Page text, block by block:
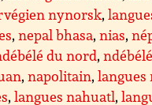
nynorsk,
,nepal bhasa,nias,
du nord,
,napolitain,langues
,langues nahuatl,